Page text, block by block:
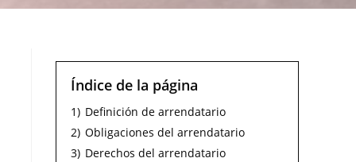
Índice de la página
1) Definición de arrendatario
2) Obligaciones del arrendatario
3) Derechos del arrendatario